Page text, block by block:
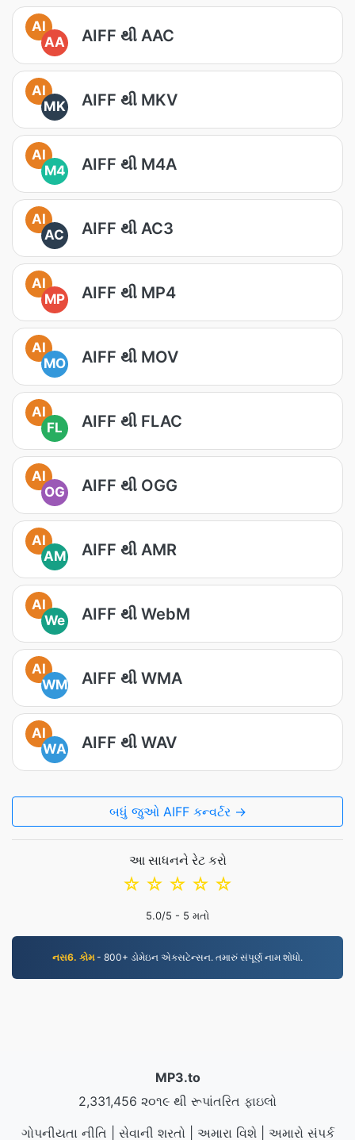
AI
AA
AIFF થી AAC
AI
MK
AIFF થી MKV
AI
M4
AIFF થી M4A
AI
AC
AIFF થી AC3
AI
MP
AIFF થી MP4
AI
MO
AIFF થી MOV
AI
FL
AIFF થી FLAC
AI
OG
AIFF થી OGG
AI
AM
AIFF થી AMR
AI
We
AIFF થી WebM
AI
WM
AIFF થી WMA
AI
WA
AIFF થી WAV
બધું જુઓ AIFF કન્વર્ટર →
આ સાધનને રેટ કરો
☆
☆
☆
☆
☆
5.0/5 - 5 મતો
નસ6. કોમ- 800+ ડોમેઇન એક્સટેન્સન. તમારું સંપૂર્ણ નામ શોધો.
MP3.to
2,331,456 ૨૦૧૯ થી રૂપાંતરિત ફાઇલો
ગોપનીયતા નીતિ
સેવાની શરતો| અમારા વિશે| અમારો સંપર્ક